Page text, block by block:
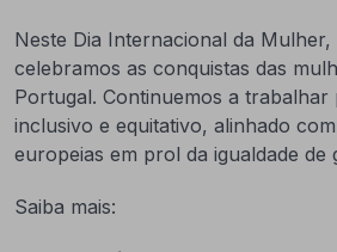
Neste Dia Internacional da
celebramos as conquistas das
Portugal. Continuemos a
inclusivo e equitativo, alinhado
europeias em prol da igualdade de
Saiba mais: